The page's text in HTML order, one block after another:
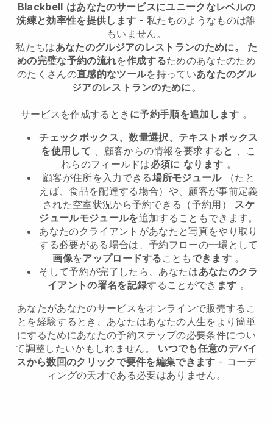
Blackbell はあなたのサービスにユニークなレベルの
洗練と効率性を提供します - 私たちのようなものは誰
もいません。
私たちはあなたのグルジアのレストランのために。
た
めの完璧な予約の流れを作成するためのあなたのため
のたくさんの直感的なツールを持っていあなたのグル
ジアのレストランのために。
サービスを作成するとき に予約手順を追加します 。
チェックボックス、数量選択、テキストボックス
を使用して 、顧客からの情報を要求する と 、こ
れらのフィールドは必須に なります 。
顧客が住所を入力できる場所モジュール（たと
えば、食品を配達する場合）や、顧客が事前定義
された空室状況から予約できる（予約用） スケ
ジュールモジュールを追加することもできます。
あなたのクライアントがあなたと写真をやり取り
する必要がある場合は、予約フローの一環として
画像をアップロードする こともできます 。
そして予約が完了したら、あなたはあなたのクラ
イアントの署名を記録することができ ます 。
あなたがあなたのサービスをオンラインで販売するこ
とを経験するとき、あなたはあなたの人生をより簡単
にするためにあなたの予約ステップの必要条件につい
て調整したいかもしれません。 いつでも任意のデバイ
スから数回のクリックで要件を編集できます - コーデ
ィングの天才である必要はありません。